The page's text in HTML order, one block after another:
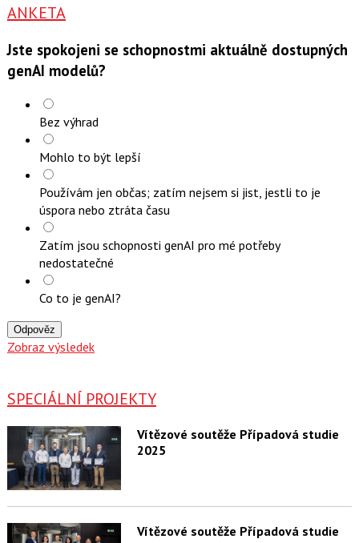
ANKETA
Jste spokojeni se schopnostmi aktuálně dostupných
genAI modelů?
Bez výhrad
Mohlo to být lepší
Používám jen občas; zatím nejsem si jist, jestli to je
úspora nebo ztráta času
Zatím jsou schopnosti genAI pro mé potřeby
nedostatečné
Co to je genAI?
Odpověz
Zobraz výsledek
SPECIÁLNÍ PROJEKTY
Vítězové soutěže Případová studie
2025
Vítězové soutěže Případová studie